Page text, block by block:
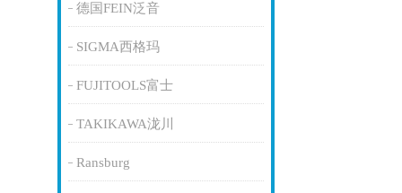
德国FEIN泛音
SIGMA西格玛
FUJITOOLS富士
TAKIKAWA泷川
Ransburg